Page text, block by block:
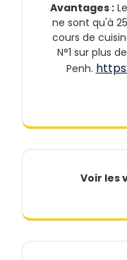
Avantages :
ne sont qu'à
cours de
N°1 sur plus
Penh.
Voir les